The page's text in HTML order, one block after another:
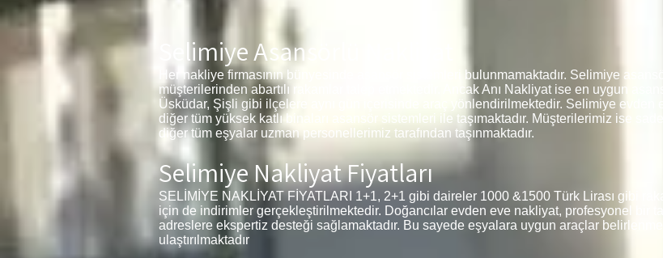
Selimiye Asansörlü Nakliyat
Her nakliye firmasının bünyesinde asansör sistemleri bulunmamaktadır. Selimiye
müşterilerinden abartılı rakamlar talep etmektedir. Ancak Anı Nakliyat ise en uygun
Üsküdar, Şişli gibi ilçelere aynı gün içerisinde araç yönlendirilmektedir. Selimiye evden
diğer tüm yüksek katlı binaları asansör sistemleri ile taşımaktadır. Müşterilerimiz ise
diğer tüm eşyalar uzman personellerimiz tarafından taşınmaktadır.
Selimiye Nakliyat Fiyatları
SELİMİYE NAKLİYAT FİYATLARI 1+1, 2+1 gibi daireler 1000 &1500 Türk Lirası gibi
için de indirimler gerçekleştirilmektedir. Doğancılar evden eve nakliyat, profesyonel bir
adreslere ekspertiz desteği sağlamaktadır. Bu sayede eşyalara uygun araçlar
ulaştırılmaktadır